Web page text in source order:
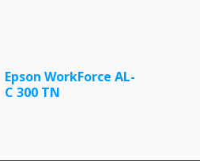
Epson WorkForce AL-
C 300 TN